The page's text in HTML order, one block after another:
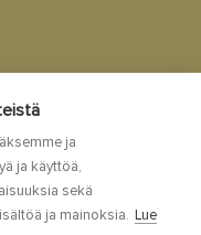
ja
ja käyttöä,
sekä
ja mainoksia.
Lue